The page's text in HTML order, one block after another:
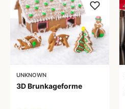
UNKNOWN
3D Brunkageforme